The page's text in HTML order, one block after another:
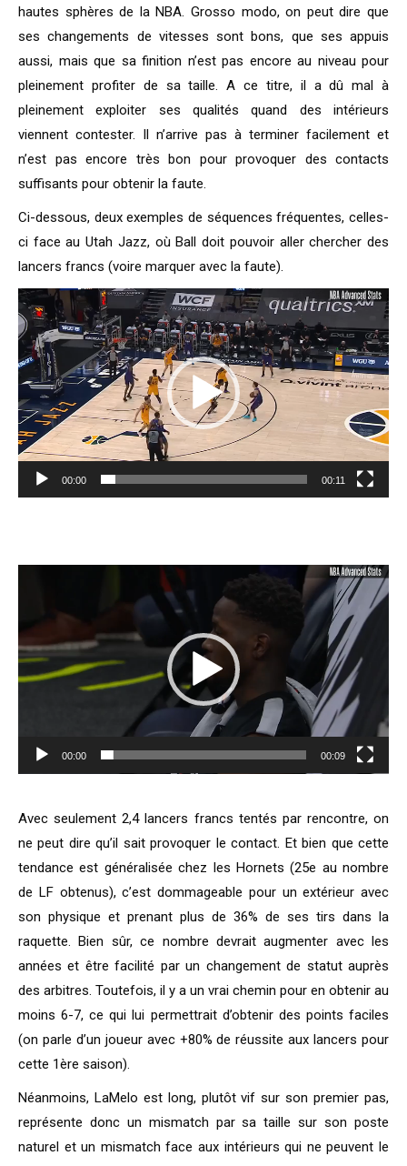
hautes sphères de la NBA. Grosso modo, on peut dire que
ses changements de vitesses sont bons, que ses appuis
aussi, mais que sa finition n’est pas encore au niveau pour
pleinement profiter de sa taille. A ce titre, il a dû mal à
pleinement exploiter ses qualités quand des intérieurs
viennent contester. Il n’arrive pas à terminer facilement et
n’est pas encore très bon pour provoquer des contacts
suffisants pour obtenir la faute.
Ci-dessous, deux exemples de séquences fréquentes, celles-
ci face au Utah Jazz, où Ball doit pouvoir aller chercher des
lancers francs (voire marquer avec la faute).
Lecteur
vidéo
00:00 00:11
Lecteur
vidéo
00:00 00:09
Avec seulement 2,4 lancers francs tentés par rencontre, on
ne peut dire qu’il sait provoquer le contact. Et bien que cette
tendance est généralisée chez les Hornets (25e au nombre
de LF obtenus), c’est dommageable pour un extérieur avec
son physique et prenant plus de 36% de ses tirs dans la
raquette. Bien sûr, ce nombre devrait augmenter avec les
années et être facilité par un changement de statut auprès
des arbitres. Toutefois, il y a un vrai chemin pour en obtenir au
moins 6-7, ce qui lui permettrait d’obtenir des points faciles
(on parle d’un joueur avec +80% de réussite aux lancers pour
cette 1ère saison).
Néanmoins, LaMelo est long, plutôt vif sur son premier pas,
représente donc un mismatch par sa taille sur son poste
naturel et un mismatch face aux intérieurs qui ne peuvent le